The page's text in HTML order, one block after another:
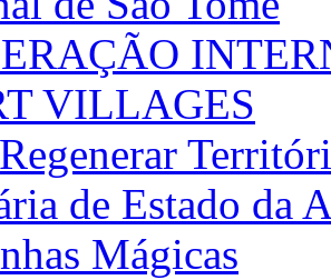
VILLAGES
de Estado da
Mágicas